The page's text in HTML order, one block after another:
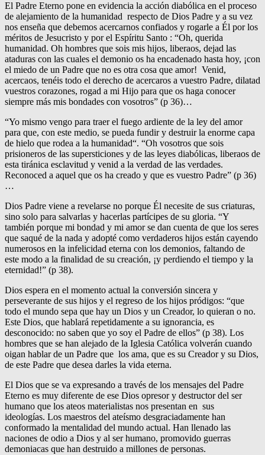
El Padre Eterno pone en evidencia la acción diabólica en el proceso
de alejamiento de la humanidad respecto de Dios Padre y a su vez
nos enseña que debemos acercarnos confiados y rogarle a Él por los
méritos de Jesucristo y por el Espíritu Santo : “Oh, querida
humanidad. Oh hombres que sois mis hijos, liberaos, dejad las
ataduras con las cuales el demonio os ha encadenado hasta hoy, ¡con
el miedo de un Padre que no es otra cosa que amor! Venid,
acercaos, tenéis todo el derecho de acercaros a vuestro Padre, dilatad
vuestros corazones, rogad a mi Hijo para que os haga conocer
siempre más mis bondades con vosotros” (p 36)…
“Yo mismo vengo para traer el fuego ardiente de la ley del amor
para que, con este medio, se pueda fundir y destruir la enorme capa
de hielo que rodea a la humanidad“. “Oh vosotros que sois
prisioneros de las supersticiones y de las leyes diabólicas, liberaos de
esta tiránica esclavitud y venid a la verdad de las verdades.
Reconoced a aquel que os ha creado y que es vuestro Padre” (p 36)
…
Dios Padre viene a revelarse no porque Él necesite de sus criaturas,
sino solo para salvarlas y hacerlas partícipes de su gloria. “Y
también porque mi bondad y mi amor se dan cuenta de que los seres
que saqué de la nada y adopté como verdaderos hijos están cayendo
numerosos en la infelicidad eterna con los demonios, faltando de
este modo a la finalidad de su creación, ¡y perdiendo el tiempo y la
eternidad!” (p 38).
Dios espera en el momento actual la conversión sincera y
perseverante de sus hijos y el regreso de los hijos pródigos: “que
todo el mundo sepa que hay un Dios y un Creador, lo quieran o no.
Este Dios, que hablará repetidamente a su ignorancia, es
desconocido: no saben que yo soy el Padre de ellos” (p 38). Los
hombres que se han alejado de la Iglesia Católica volverán cuando
oigan hablar de un Padre que los ama, que es su Creador y su Dios,
de este Padre que desea darles la vida eterna.
El Dios que se va expresando a través de los mensajes del Padre
Eterno es muy diferente de ese Dios opresor y destructor del ser
humano que los ateos materialistas nos presentan en sus
ideologías. Los maestros del ateísmo desgraciadamente han
conformado la mentalidad del mundo actual. Han llenado las
naciones de odio a Dios y al ser humano, promovido guerras
demoniacas que han destruido a millones de personas.